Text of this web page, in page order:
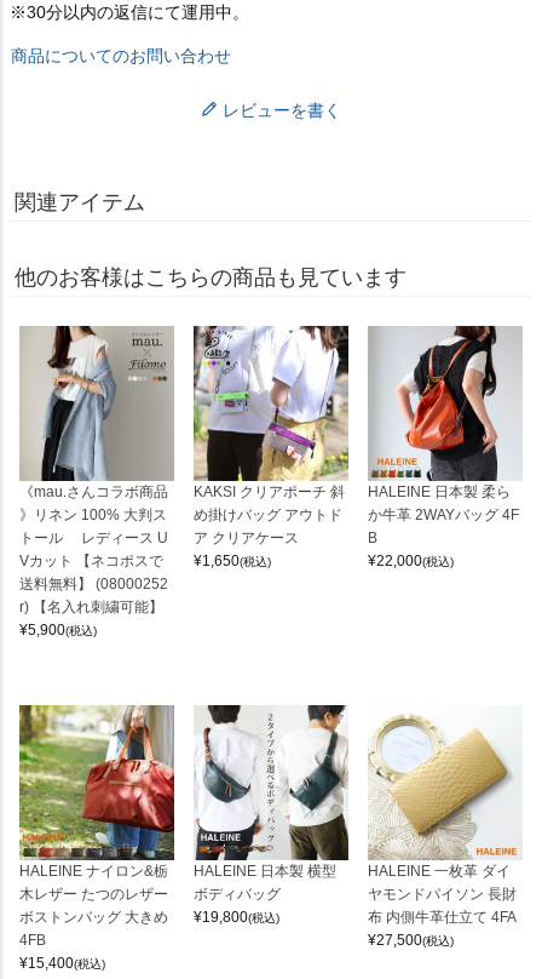
※30分以内の返信にて運用中。
商品についてのお問い合わせ
レビューを書く
関連アイテム
他のお客様はこちらの商品も見ています
《mau.さんコラボ商品
》リネン 100% 大判ス
トール レディース U
Vカット 【ネコポスで
送料無料】 (08000252
r) 【名入れ刺繍可能】
¥5,900(税込)
KAKSI クリアポーチ 斜
め掛けバッグ アウトド
ア クリアケース
¥1,650(税込)
HALEINE 日本製 柔ら
か牛革 2WAYバッグ 4F
B
¥22,000(税込)
HALEINE ナイロン&栃
木レザー たつのレザー
ボストンバッグ 大きめ
4FB
¥15,400(税込)
HALEINE 日本製 横型
ボディバッグ
¥19,800(税込)
HALEINE 一枚革 ダイ
ヤモンドパイソン 長財
布 内側牛革仕立て 4FA
¥27,500(税込)